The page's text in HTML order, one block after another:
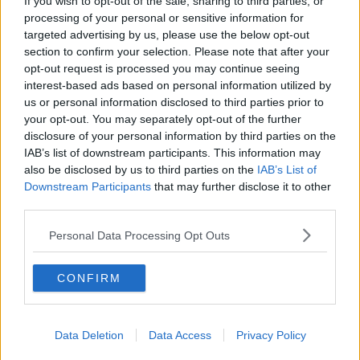
processing of your personal or sensitive information for
targeted advertising by us, please use the below opt-out
section to confirm your selection. Please note that after your
opt-out request is processed you may continue seeing
interest-based ads based on personal information utilized by
us or personal information disclosed to third parties prior to
your opt-out. You may separately opt-out of the further
disclosure of your personal information by third parties on the
IAB’s list of downstream participants. This information may
also be disclosed by us to third parties on the IAB’s List of
Downstream Participants that may further disclose it to other
Personal Data Processing Opt Outs
CONFIRM
Data Deletion Data Access Privacy Policy
Il gesso salva i pazienti dalla chirurgia
Operatrice socio-sanitaria del Cto muore per
Covid
Dal Meyer ad Abu Dhabi per curare bimbi feriti
dalla guerra
Operata con la realtà virtuale e dimessa in 24 ore
I migliori chirurghi della mano riuniti a Firenze
Chirurgia ortopedica oncologica, Beltrami al
Meyer
Annunziata nuovo hub per infezioni osteoarticolari
A 105 anni si opera al femore per la seconda
volta
Ventilatori dono ai neonati in terapia intensiva
Operazioni il sabato per ridurre le liste d'attesa